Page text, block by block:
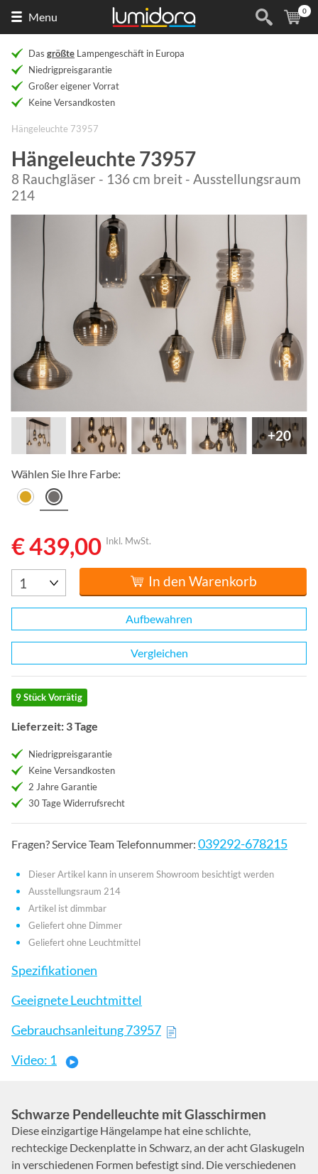
Menu (
0
Das größte Lampengeschäft in Europa
Niedrigpreisgarantie
Großer eigener Vorrat
Keine Versandkosten
Hängeleuchte 73957
Hängeleuchte 73957
8 Rauchgläser - 136 cm breit - Ausstellungsraum
214
+20
Wählen Sie Ihre Farbe:
€ 439,00 Inkl. MwSt.
In den Warenkorb
Aufbewahren
Vergleichen
9 Stück Vorrätig
Lieferzeit: 3 Tage
Niedrigpreisgarantie
Keine Versandkosten
2 Jahre Garantie
30 Tage Widerrufsrecht
Fragen? Service Team Telefonnummer: 039292-678215
Dieser Artikel kann in unserem Showroom besichtigt werden
Ausstellungsraum 214
Artikel ist dimmbar
Geliefert ohne Dimmer
Geliefert ohne Leuchtmittel
Spezifikationen
Geeignete Leuchtmittel
Gebrauchsanleitung 73957
Video: 1
Schwarze Pendelleuchte mit Glasschirmen
Diese einzigartige Hängelampe hat eine schlichte,
rechteckige Deckenplatte in Schwarz, an der acht Glaskugeln
in verschiedenen Formen befestigt sind. Die verschiedenen